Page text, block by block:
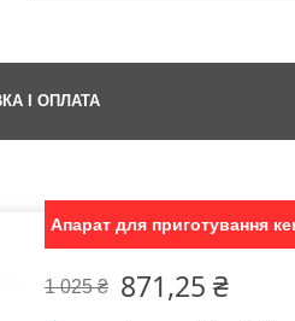
І ОПЛАТА
Апарат для приготування
1 025 ₴ 871,25 ₴